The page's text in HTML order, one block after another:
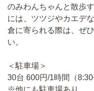
のみわんちゃんと散歩
には、ツツジやカエデ
倉に寄られる際は、ぜ
い。
＜駐車場＞
30台 600円/1時間（
※他にも駐車場あり